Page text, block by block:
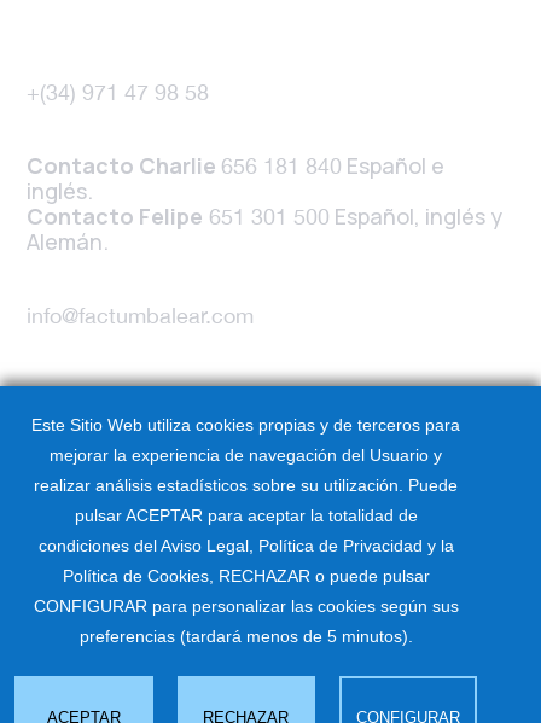
+(34) 971 47 98 58
Contacto Charlie 656 181 840 Español e
inglés.
Contacto Felipe 651 301 500 Español, inglés y
Alemán.
info@factumbalear.com
Factum Balear ©2024. Todos los derechos
reservados.
Condiciones de Uso y Politica
Este Sitio Web utiliza cookies propias y de terceros para
mejorar la experiencia de navegación del Usuario y
realizar análisis estadísticos sobre su utilización. Puede
pulsar ACEPTAR para aceptar la totalidad de
condiciones del Aviso Legal, Política de Privacidad y la
Política de Cookies, RECHAZAR o puede pulsar
CONFIGURAR para personalizar las cookies según sus
preferencias (tardará menos de 5 minutos).
ACEPTAR RECHAZAR CONFIGURAR